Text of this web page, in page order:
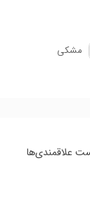
مشکی